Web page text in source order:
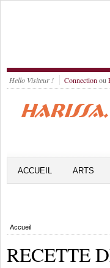
Hello Visiteur ! Connection ou
ACCUEIL ARTS
Accueil
RECETTE